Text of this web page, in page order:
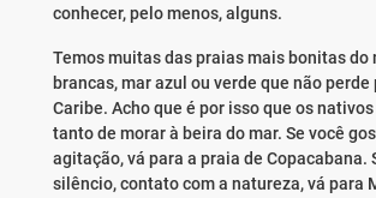
conhecer, pelo menos, alguns.
Temos muitas das praias mais bonitas do
brancas, mar azul ou verde que não perde
Caribe. Acho que é por isso que os
tanto de morar à beira do mar. Se você
agitação, vá para a praia de Copacabana.
silêncio, contato com a natureza, vá para